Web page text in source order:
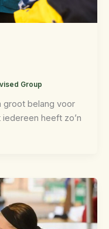
Group
groot belang voor
heeft zo’n